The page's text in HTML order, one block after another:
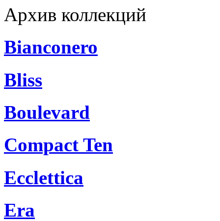
Архив коллекций
Bianconero
Bliss
Boulevard
Compact Ten
Ecclettica
Era